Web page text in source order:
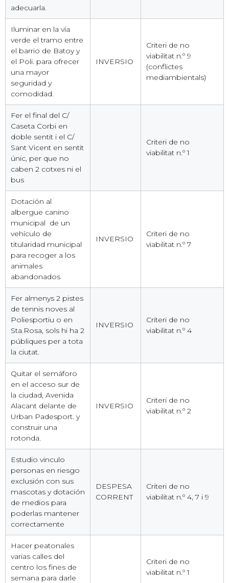
adecuarla.
Iluminar en la vía
verde el tramo entre
el barrio de Batoy y
el Poli. para ofrecer
una mayor
seguridad y
comodidad.
INVERSIO
Criteri de no
viabilitat n.º 9
(conflictes
mediambientals)
Fer el final del C/
Caseta Corbi en
doble sentit i el C/
Sant Vicent en sentit
únic, per que no
caben 2 cotxes ni el
bus
Criteri de no
viabilitat n.º 1
Dotación al
albergue canino
municipal de un
vehículo de
titularidad municipal
para recoger a los
animales
abandonados
INVERSIO
Criteri de no
viabilitat n.º 7
Fer almenys 2 pistes
de tennis noves al
Poliesportiu o en
Sta.Rosa, sols hi ha 2
públiques per a tota
la ciutat.
INVERSIO
Criteri de no
viabilitat n.º 4
Quitar el semáforo
en el acceso sur de
la ciudad, Avenida
Alacant delante de
Urban Padesport. y
construir una
rotonda.
INVERSIO
Criteri de no
viabilitat n.º 2
Estudio vinculo
personas en riesgo
exclusión con sus
mascotas y dotación
de medios para
poderlas mantener
correctamente
DESPESA
CORRENT
Criteri de no
viabilitat n.º 4, 7 i 9
Hacer peatonales
varias calles del
centro los fines de
semana para darle
Criteri de no
viabilitat n.º 1